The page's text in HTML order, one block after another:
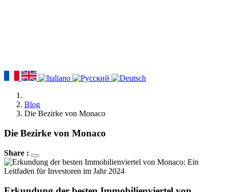
Blog
Die Bezirke von Monaco
Die Bezirke von Monaco
Share :